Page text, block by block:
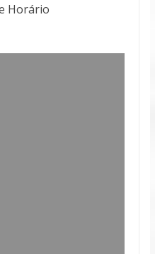
Horário